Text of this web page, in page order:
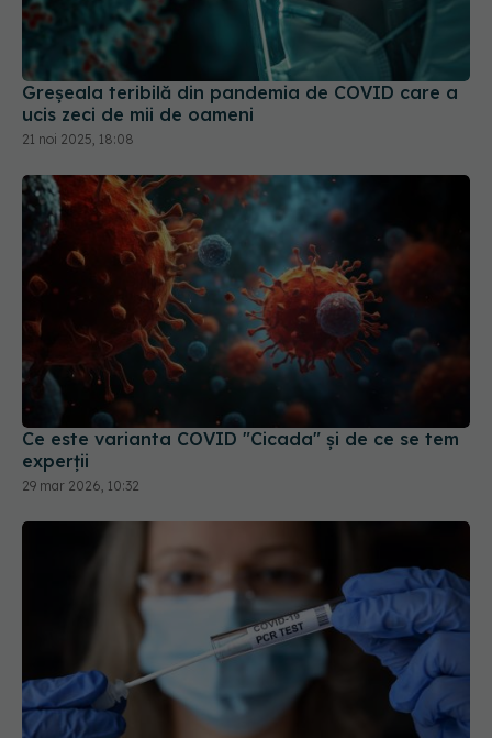
Greșeala teribilă din pandemia de COVID care a
ucis zeci de mii de oameni
21 noi 2025, 18:08
Ce este varianta COVID "Cicada" și de ce se tem
experții
29 mar 2026, 10:32
Studiu NIH: Testele de laborator, incerte pentru
diagnosticul de long-COVID